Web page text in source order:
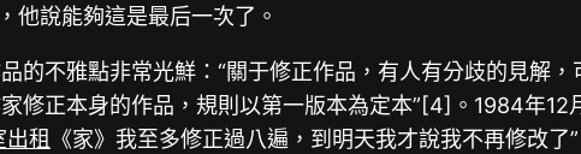
他說能夠這是最后一次了。
的不雅點非常光鮮：“關于修正作品，有人有分歧的見解
修正本身的作品，規則以第一版本為定本”[4]。1984年
出租 《家》我至多修正過八遍，到明天我才說我不再修改